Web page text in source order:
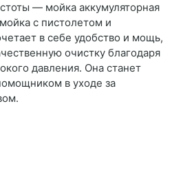
— мойка аккумуляторная
с пистолетом и
в себе удобство и мощь,
очистку благодаря
давления. Она станет
в уходе за